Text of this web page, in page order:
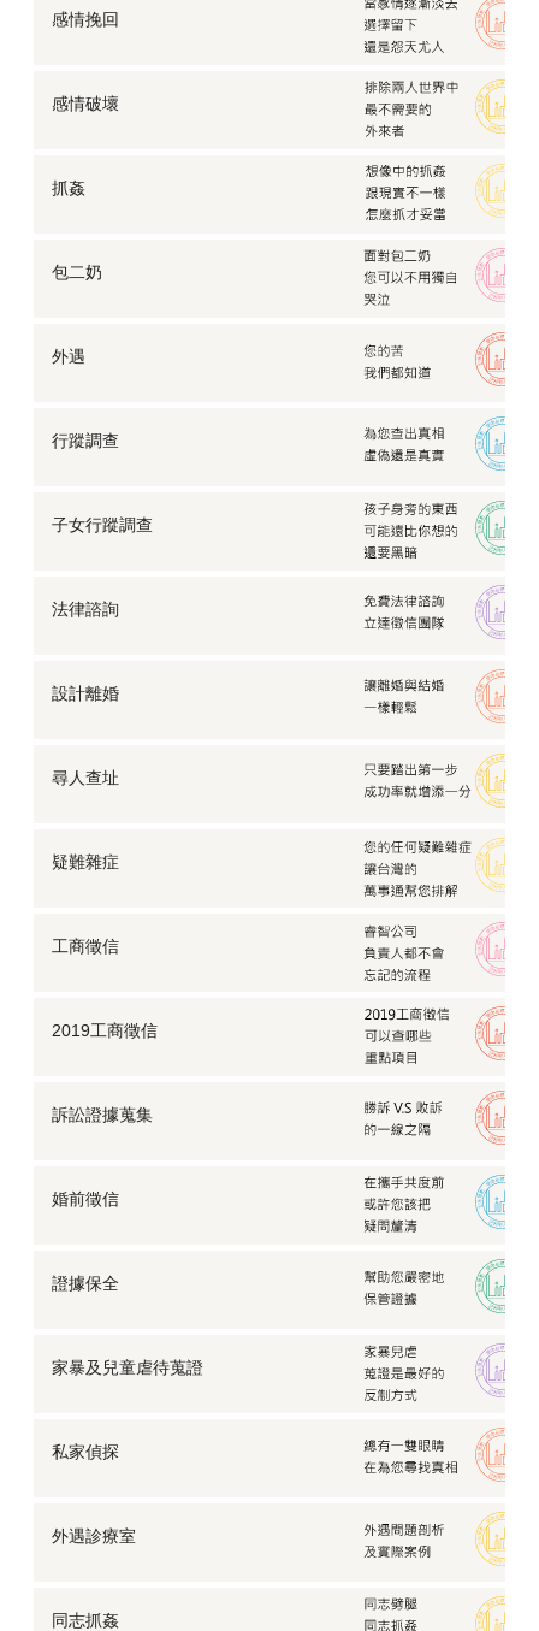
感情挽回
感情破壞
抓姦
包二奶
外遇
行蹤調查
子女行蹤調查
法律諮詢
設計離婚
尋人查址
疑難雜症
工商徵信
2019工商徵信
訴訟證據蒐集
婚前徵信
證據保全
家暴及兒童虐待蒐證
私家偵探
外遇診療室
同志抓姦